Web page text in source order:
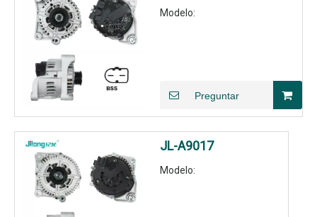
Modelo:
Preguntar
JL-A9017
Modelo: